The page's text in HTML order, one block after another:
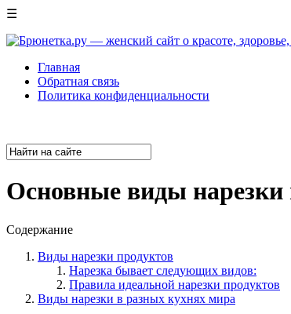
☰
Главная
Обратная связь
Политика конфиденциальности
Основные виды нарезки
Содержание
Виды нарезки продуктов
Нарезка бывает следующих видов:
Правила идеальной нарезки продуктов
Виды нарезки в разных кухнях мира